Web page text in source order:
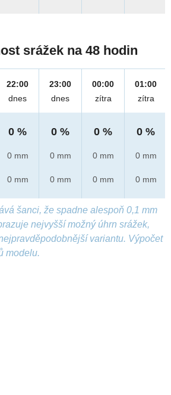
srážek na 48 hodin
22:00
dnes
0 %
0 mm
0 mm
23:00
dnes
0 %
0 mm
0 mm
00:00
zítra
0 %
0 mm
0 mm
01:00
zítra
0 %
0 mm
0 mm
šanci, že spadne alespoň 0,1 mm
nejvyšší možný úhrn srážek,
variantu. Výpočet
modelu.